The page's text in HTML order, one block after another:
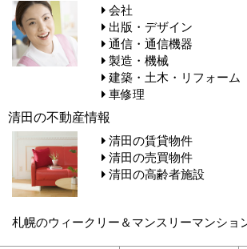
会社
出版・デザイン
通信・通信機器
製造・機械
建築・土木・リフォーム
車修理
清田の不動産情報
清田の賃貸物件
清田の売買物件
清田の高齢者施設
札幌のウィークリー＆マンスリーマンショ